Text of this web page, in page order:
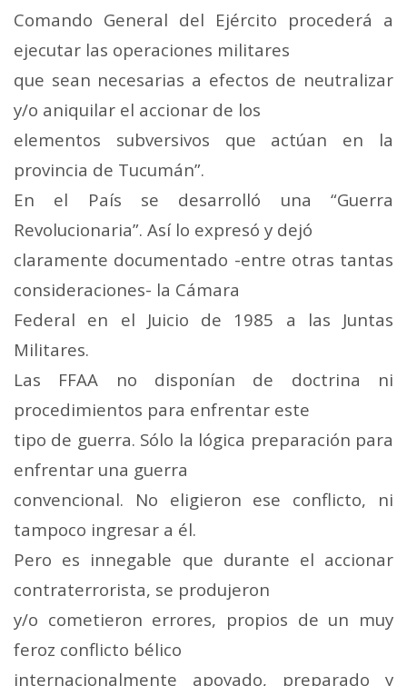
Comando General del Ejército procederá a
ejecutar las operaciones militares
que sean necesarias a efectos de neutralizar
y/o aniquilar el accionar de los
elementos subversivos que actúan en la
provincia de Tucumán”.
En el País se desarrolló una “Guerra
Revolucionaria”. Así lo expresó y dejó
claramente documentado -entre otras tantas
consideraciones- la Cámara
Federal en el Juicio de 1985 a las Juntas
Militares.
Las FFAA no disponían de doctrina ni
procedimientos para enfrentar este
tipo de guerra. Sólo la lógica preparación para
enfrentar una guerra
convencional. No eligieron ese conflicto, ni
tampoco ingresar a él.
Pero es innegable que durante el accionar
contraterrorista, se produjeron
y/o cometieron errores, propios de un muy
feroz conflicto bélico
internacionalmente apoyado, preparado y